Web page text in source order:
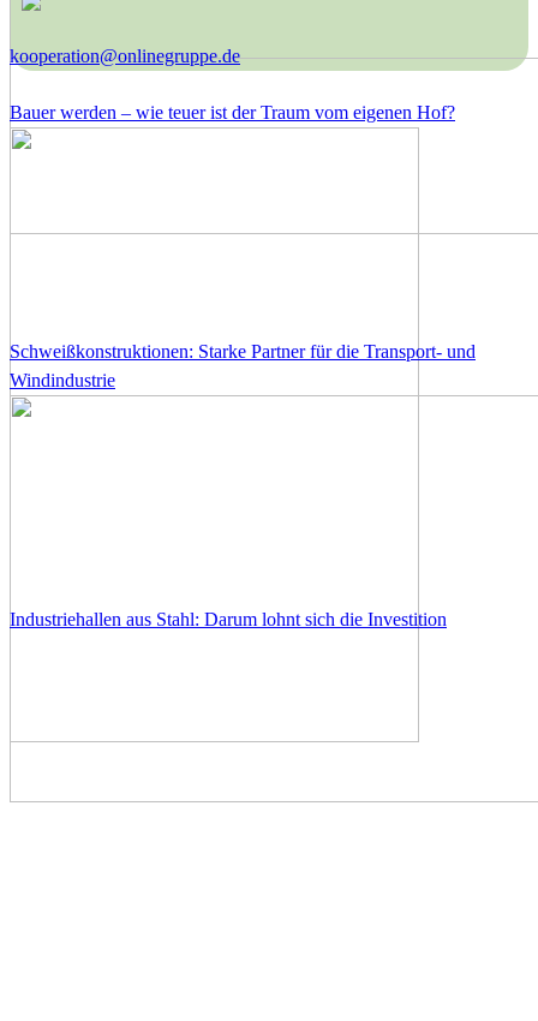
Bauer werden – wie teuer ist der Traum vom eigenen Hof?
Schweißkonstruktionen: Starke Partner für die Transport- und
Windindustrie
Industriehallen aus Stahl: Darum lohnt sich die Investition
kooperation@onlinegruppe.de